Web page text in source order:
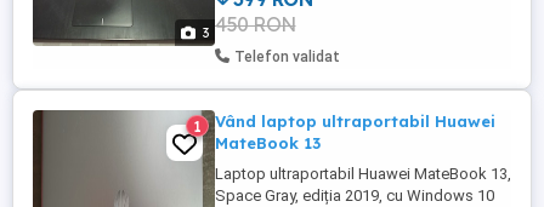
3
format 16:9. Rezoluție: 1366 x 768 pixeli
(HD), cu iluminare ...
450 RON
Telefon validat
1
Vând laptop ultraportabil Huawei
MateBook 13
Laptop ultraportabil Huawei MateBook 13,
Space Gray, ediția 2019, cu Windows 10